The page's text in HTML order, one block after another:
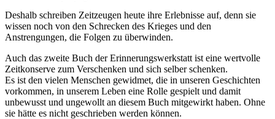
Deshalb schreiben Zeitzeugen heute ihre Erlebnisse auf, denn sie
wissen noch von den Schrecken des Krieges und den
Anstrengungen, die Folgen zu überwinden.
Auch das zweite Buch der Erinnerungswerkstatt ist eine wertvolle
Zeitkonserve zum Verschenken und sich selber schenken.
Es ist den vielen Menschen gewidmet, die in unseren Geschichten
vorkommen, in unserem Leben eine Rolle gespielt und damit
unbewusst und ungewollt an diesem Buch mitgewirkt haben. Ohne
sie hätte es nicht geschrieben werden können.